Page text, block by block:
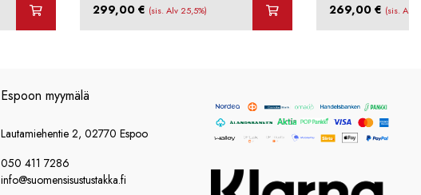
299,00 € (sis. Alv 25,5%) 269,00 € (sis. Alv
Espoon myymälä
Lautamiehentie 2, 02770 Espoo
050 411 7286
info@suomensisustustakka.fi